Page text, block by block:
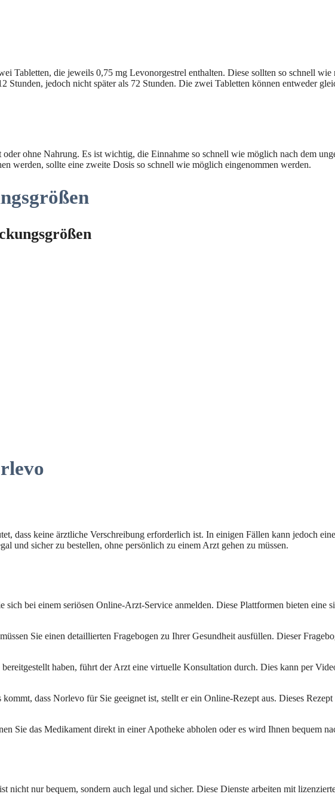
Tabletten, die jeweils 0,75 mg Levonorgestrel enthalten. Diese sollten so schnell wie
Stunden, jedoch nicht später als 72 Stunden. Die zwei Tabletten können entweder
ohne Nahrung. Es ist wichtig, die Einnahme so schnell wie möglich nach dem
werden, sollte eine zweite Dosis so schnell wie möglich eingenommen werden.
dass keine ärztliche Verschreibung erforderlich ist. In einigen Fällen kann jedoch
und sicher zu bestellen, ohne persönlich zu einem Arzt gehen zu müssen.
bei einem seriösen Online-Arzt-Service anmelden. Diese Plattformen bieten eine
Sie einen detaillierten Fragebogen zu Ihrer Gesundheit ausfüllen. Dieser
haben, führt der Arzt eine virtuelle Konsultation durch. Dies kann per
dass Norlevo für Sie geeignet ist, stellt er ein Online-Rezept aus. Dieses
Sie das Medikament direkt in einer Apotheke abholen oder es wird Ihnen bequem
nur bequem, sondern auch legal und sicher. Diese Dienste arbeiten mit